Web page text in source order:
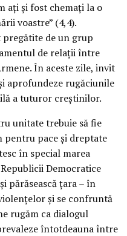
ați și fost chemați la o
voastre” (4,4).
de un grup
de relații între
În aceste zile, invit
aprofundeze rugăciunile
a tuturor creștinilor.
unitate trebuie să fie
pentru pace și dreptate
în special marea
Democratice
părăsească țara – în
și se confruntă
rugăm ca dialogul
întotdeauna între